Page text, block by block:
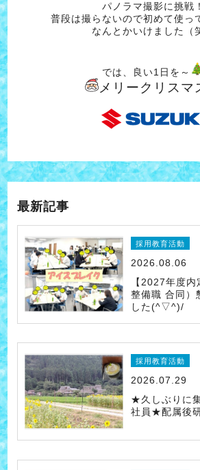
パノラマ撮影に挑戦！
普段は撮らないので初めて使っ
なんとかいけました（
では、良い1日を～
メリークリスマ
最新記事
採用教育活動
2026.08.06
【2027年度内
整備職 合同）
した(^▽^)/
採用教育活動
2026.07.29
★久しぶりに
社員★配属後